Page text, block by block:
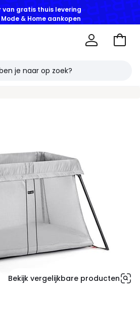
van gratis thuis levering
& Home aankopen
Naar
Bekijk vergelijkbare producten